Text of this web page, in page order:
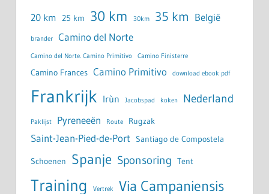
20 km 25 km 30 km 30km 35 km België
brander Camino del Norte
Camino del Norte. Camino Primitivo Camino Finisterre
Camino Frances Camino Primitivo download ebook pdf
Frankrijk Irùn Jacobspad koken Nederland
Paklijst Pyreneeën Route Rugzak
Saint-Jean-Pied-de-Port Santiago de Compostela
Schoenen Spanje Sponsoring Tent
Training Vertrek Via Campaniensis